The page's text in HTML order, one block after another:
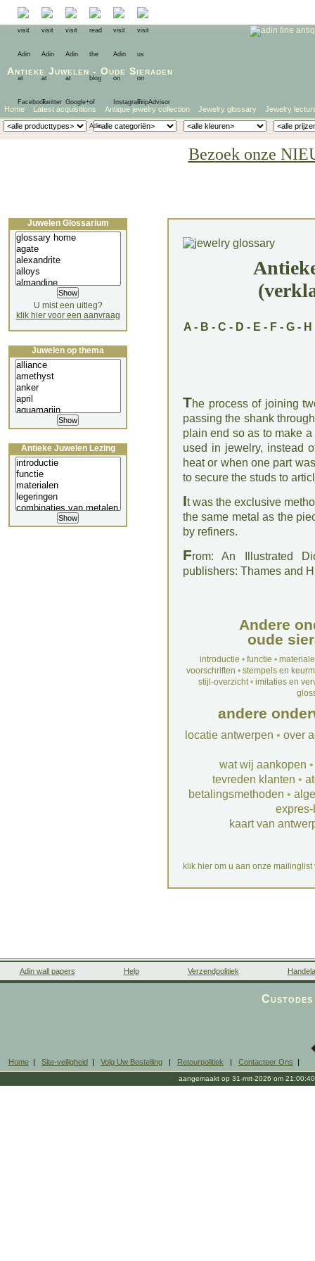
Antieke Juwelen - Oude Sieraden
Home Latest acquisitions Antique jewelry collection Jewelry glossary Jewelry
Bezoek onze
A - B - C - D - E - F - G - H
The process of joining
passing the shank
plain end so as to make
used in jewelry, instead
heat or when one part
to secure the studs to
It was the exclusive
the same metal as the
by refiners.
From: An Illustrated
publishers: Thames and
Andere
oude
introductie • functie •
voorschriften • stempels en
stijl-overzicht• imitaties en
andere
locatie antwerpen • over
wat wij aankopen
tevreden klanten •
betalingsmethoden •
kaart van
klik hier om u aan onze mailinglist
Juwelen Glossarium
U mist een uitleg?
klik hier voor een aanvraag
Juwelen op thema
Antieke Juwelen Lezing
Adin wall papers Help Verzendpolitiek
Home | Site-veiligheid | Volg Uw Bestelling | Retourpolitiek | Contacteer Ons |
aangemaakt op 31-mrt-2026 om